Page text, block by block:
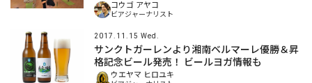
コウゴ アヤコ
ビアジャーナリスト
2017.11.15 Wed.
サンクトガーレンより湘南ベルマーレ優勝＆昇
格記念ビール発売！ ビールヨガ情報も
ウエヤマ ヒロユキ